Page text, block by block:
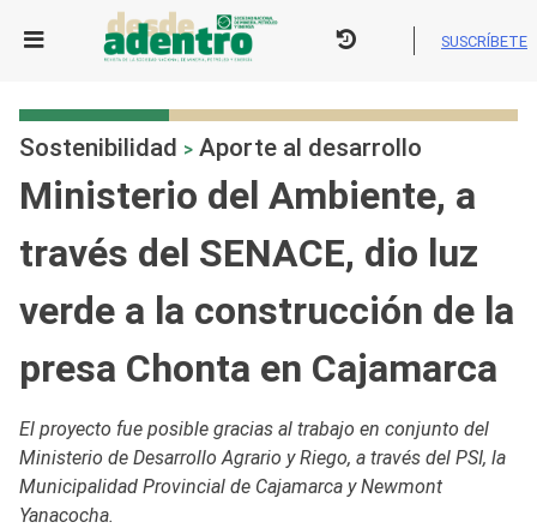
SUSCRÍBETE
Sostenibilidad > Aporte al desarrollo
Ministerio del Ambiente, a
través del SENACE, dio luz
verde a la construcción de la
presa Chonta en Cajamarca
El proyecto fue posible gracias al trabajo en conjunto del
Ministerio de Desarrollo Agrario y Riego, a través del PSI, la
Municipalidad Provincial de Cajamarca y Newmont
Yanacocha.